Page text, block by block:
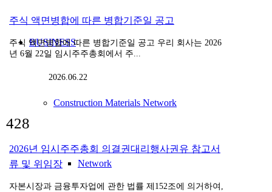
BUSINESS
Construction Materials Network
Network
주식 액면병합에 따른 병합기준일 공고
주식 액면병합에 따른 병합기준일 공고 우리 회사는 2026
년 6월 22일 임시주주총회에서 주...
2026.06.22
428
2026년 임시주주총회 의결권대리행사권유 참고서
류 및 위임장
자본시장과 금융투자업에 관한 법률 제152조에 의거하여,